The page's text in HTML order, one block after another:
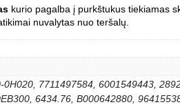
kurio pagalba į purkštukus tiekiamas
nuvalytas nuo teršalų.
0H020, 7711497584, 6001549443,
6434.76, B000642880,